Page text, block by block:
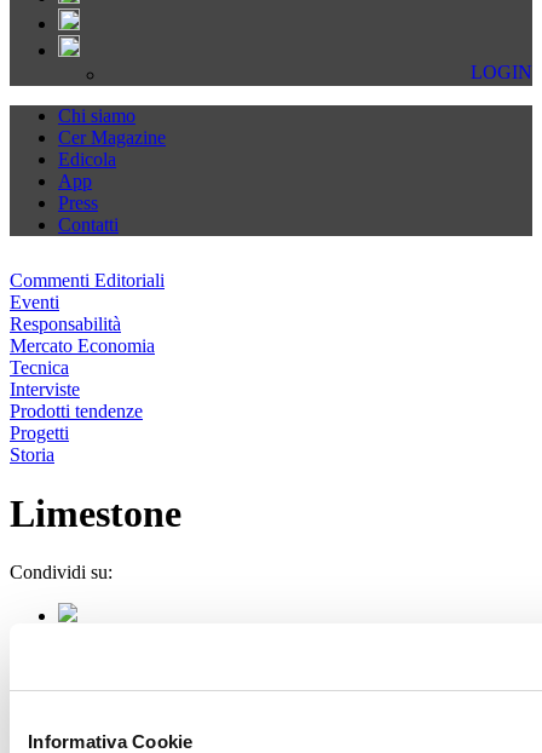
Informativa Cookie
LOGIN
Chi siamo
Cer Magazine
Edicola
App
Press
Contatti
Commenti Editoriali
Eventi
Responsabilità
Mercato Economia
Tecnica
Interviste
Prodotti tendenze
Progetti
Storia
Limestone
Condividi su: